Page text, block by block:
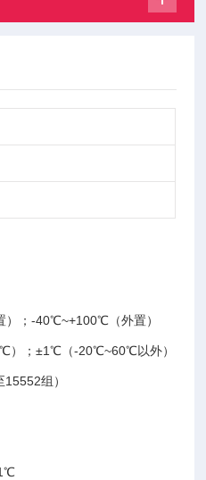
；-40℃~+100℃（外置）
）；±1℃（-20℃~60℃以外）
组）